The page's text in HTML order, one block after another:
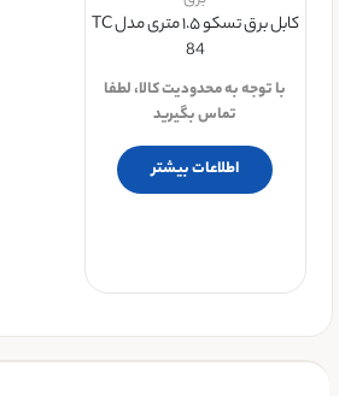
کابل برق تسکو ۱.۵ متری مدل TC
84
با توجه به محدودیت کالا، لطفا
تماس بگیرید
اطلاعات بیشتر